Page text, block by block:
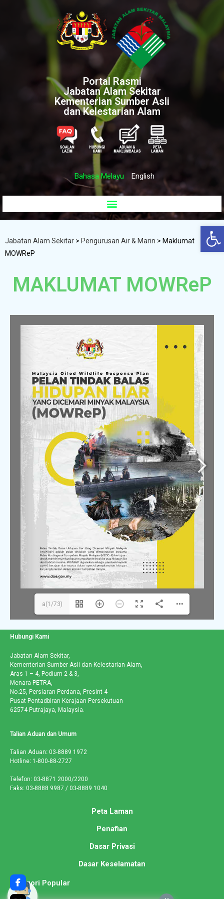
Portal Rasmi
Jabatan Alam Sekitar
Kementerian Sumber Asli
dan Kelestarian Alam
Bahasa Melayu English
Jabatan Alam Sekitar > Pengurusan Air & Marin > Maklumat
MOWReP
MAKLUMAT MOWReP
a(1/73)
Hubungi Kami
Jabatan Alam Sekitar,
Kementerian Sumber Asli dan Kelestarian Alam,
Aras 1 – 4, Podium 2 & 3,
Menara PETRA,
No.25, Persiaran Perdana, Presint 4
Pusat Pentadbiran Kerajaan Persekutuan
62574 Putrajaya, Malaysia.
Talian Aduan dan Umum
Talian Aduan: 03-8889 1972
Hotline: 1-800-88-2727
Telefon: 03-8871 2000/2200
Faks: 03-8888 9987 / 03-8889 1040
Peta Laman
Penafian
Dasar Privasi
Dasar Keselamatan
Kategori Popular